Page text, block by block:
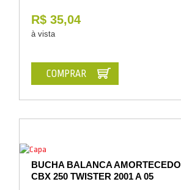
R$ 35,04
à vista
COMPRAR
BUCHA BALANCA
CBX 250 TWISTER 2001 A 05